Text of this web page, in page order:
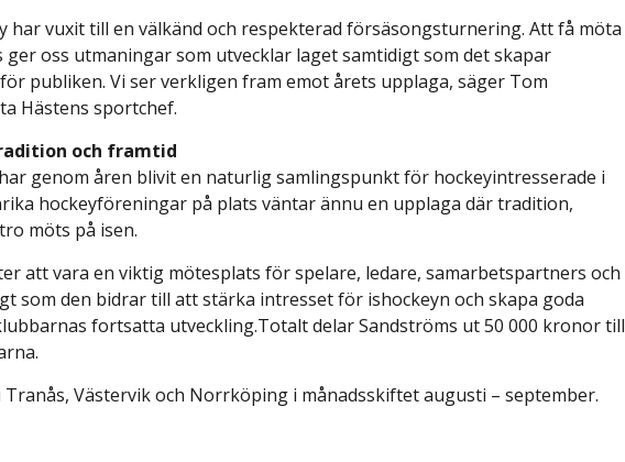
har vuxit till en välkänd och respekterad försäsongsturnering. Att få möta
ger oss utmaningar som utvecklar laget samtidigt som det skapar
publiken. Vi ser verkligen fram emot årets upplaga, säger Tom
Hästens sportchef.
och framtid
genom åren blivit en naturlig samlingspunkt för hockeyintresserade i
hockeyföreningar på plats väntar ännu en upplaga där tradition,
möts på isen.
att vara en viktig mötesplats för spelare, ledare, samarbetspartners och
som den bidrar till att stärka intresset för ishockeyn och skapa goda
fortsatta utveckling.Totalt delar Sandströms ut 50 000 kronor till
Västervik och Norrköping i månadsskiftet augusti – september.